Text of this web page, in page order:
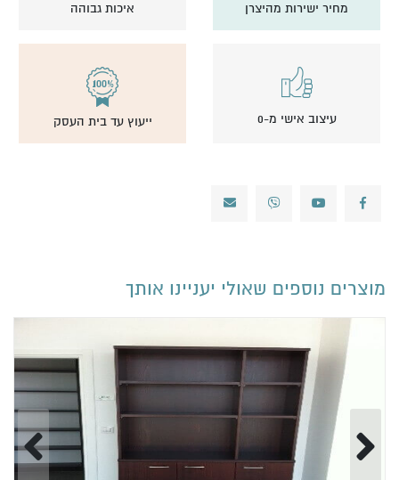
מחיר ישירות מהיצרן איכות גבוהה
ייעוץ עד בית העסק עיצוב אישי מ-0
מוצרים נוספים שאולי יעניינו אותך